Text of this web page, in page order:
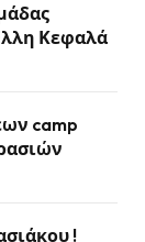
Κεφαλά
camp
!